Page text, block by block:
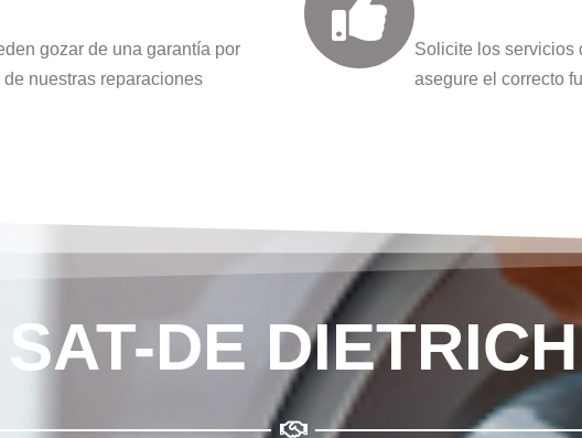
gozar de una garantía por
nuestras reparaciones
Solicite los servicios
asegure el correcto
SAT-DE DIETRICH